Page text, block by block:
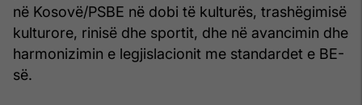
në Kosovë/PSBE në dobi të kulturës, trashëgimisë
kulturore, rinisë dhe sportit, dhe në avancimin dhe
harmonizimin e legjislacionit me standardet e BE-
së.